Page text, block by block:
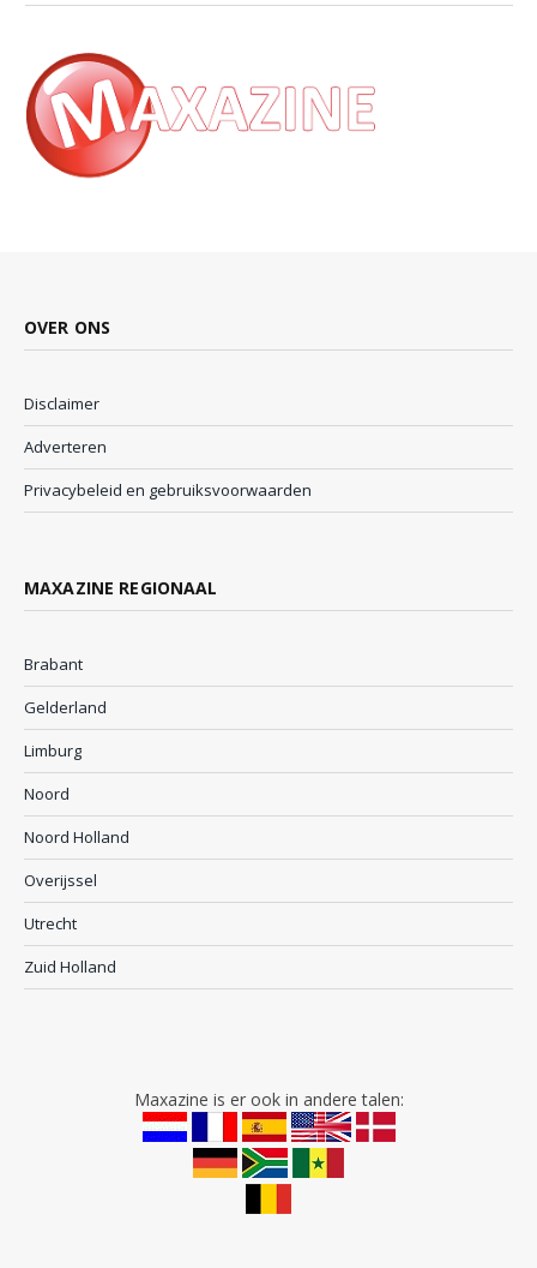
OVER ONS
Disclaimer
Adverteren
Privacybeleid en gebruiksvoorwaarden
MAXAZINE REGIONAAL
Brabant
Gelderland
Limburg
Noord
Noord Holland
Overijssel
Utrecht
Zuid Holland
Maxazine is er ook in andere talen: